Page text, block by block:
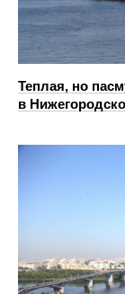
Теплая, но
в